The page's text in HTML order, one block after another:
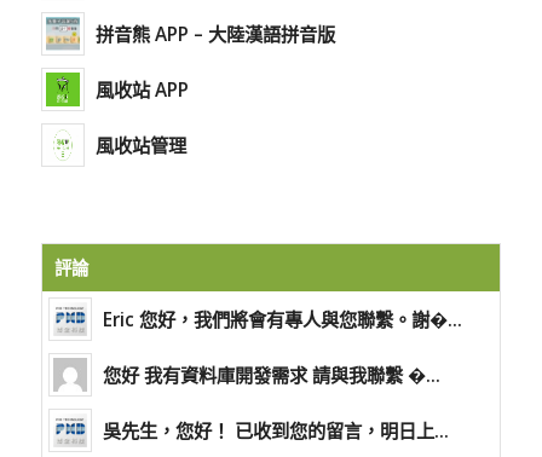
拼音熊 APP – 大陸漢語拼音版
風收站 APP
風收站管理
評論
Eric 您好，我們將會有專人與您聯繫。謝�...
您好 我有資料庫開發需求 請與我聯繫 �...
吳先生，您好！ 已收到您的留言，明日上...